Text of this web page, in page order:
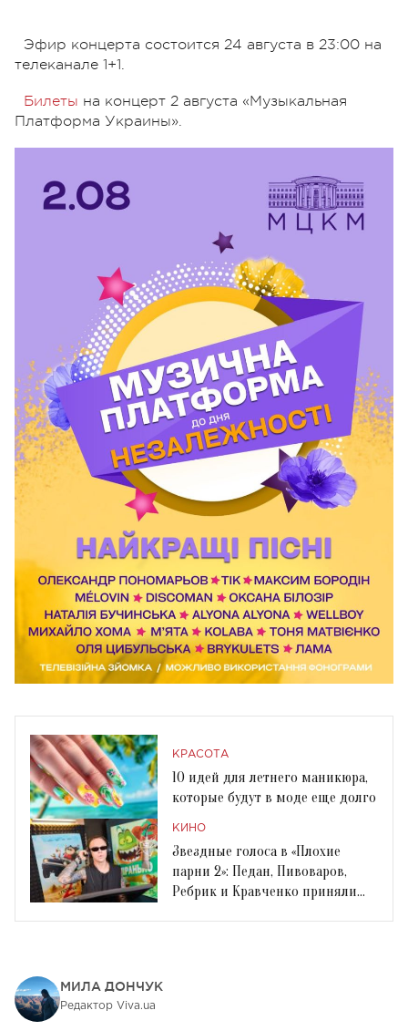
Эфир концерта состоится 24 августа в 23:00 на
телеканале 1+1.
Билеты на концерт 2 августа «Музыкальная
Платформа Украины».
КРАСОТА
10 идей для летнего маникюра,
которые будут в моде еще долго
КИНО
Звездные голоса в «Плохие
парни 2»: Педан, Пивоваров,
Ребрик и Кравченко приняли
МИЛА ДОНЧУК
Редактор Viva.ua